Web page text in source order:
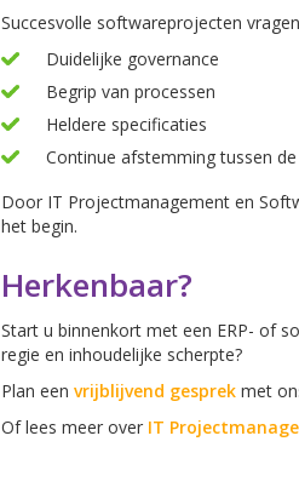
Succesvolle softwareprojecten
Duidelijke governance
Begrip van processen
Heldere specificaties
Continue afstemming tussen
Door IT Projectmanagement en
het begin.
Herkenbaar?
Start u binnenkort met een ERP- of
regie en inhoudelijke scherpte?
Plan een vrijblijvend gesprek met
Of lees meer over IT